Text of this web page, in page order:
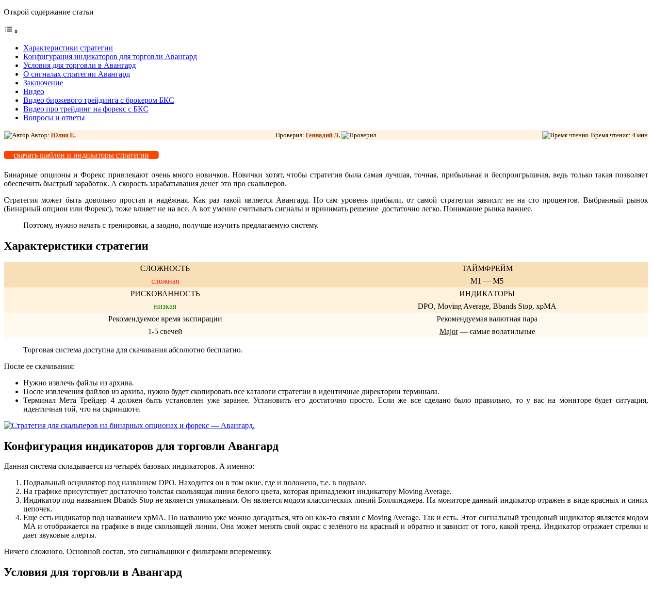
Открой содержание статьи
Характеристики стратегии
Конфигурация индикаторов для торговли Авангард
Условия для торговли в Авангард
О сигналах стратегии Авангард
Заключение
Видео
Видео биржевого трейдинга с брокером БКС
Видео про трейдинг на форекс с БКС
Вопросы и ответы
Автор: Юлия Е. Проверил: Геннадий Л. Время чтения: 4 мин
скачать шаблон и индикаторы стратегии
Бинарные опционы и Форекс привлекают очень много новичков. Новички хотят, чтобы стратегия была самая лучшая, точная, прибыльная и беспроигрышная, ведь только такая позволяет
обеспечить быстрый заработок. А скорость зарабатывания денег это про скальперов.
Стратегия может быть довольно простая и надёжная. Как раз такой является Авангард. Но сам уровень прибыли, от самой стратегии зависит не на сто процентов. Выбранный рынок
(Бинарный опцион или Форекс), тоже влияет не на все. А вот умение считывать сигналы и принимать решение достаточно легко. Понимание рынка важнее.
Поэтому, нужно начать с тренировки, а заодно, получше изучить предлагаемую систему.
Характеристики стратегии
СЛОЖНОСТЬ
ТАЙМФРЕЙМ
сложная
M1 — M5
РИСКОВАННОСТЬ
ИНДИКАТОРЫ
низкая
DPO, Moving Average, Bbands Stop, xpMA
Рекомендуемое время экспирации
Рекомендуемая валютная пара
1-5 свечей
Major— самые волатильные
Торговая система доступна для скачивания абсолютно бесплатно.
После ее скачивания:
Нужно извлечь файлы из архива.
После извлечения файлов из архива, нужно будет скопировать все каталоги стратегии в идентичные директории терминала.
Терминал Мета Трейдер 4 должен быть установлен уже заранее. Установить его достаточно просто. Если же все сделано было правильно, то у вас на мониторе будет ситуация,
идентичная той, что на скриншоте.
Конфигурация индикаторов для торговли Авангард
Данная система складывается из четырёх базовых индикаторов. А именно:
Подвальный осциллятор под названием DPO. Находится он в том окне, где и положено, т.е. в подвале.
На графике присутствует достаточно толстая скользящая линия белого цвета, которая принадлежит индикатору Moving Average.
Индикатор под названием Bbands Stop не является уникальным. Он является модом классических линий Боллинджера. На мониторе данный индикатор отражен в виде красных и синих
цепочек.
Еще есть индикатор под названием xpMA. По названию уже можно догадаться, что он как-то связан с Moving Average. Так и есть. Этот сигнальный трендовый индикатор является модом
MA и отображается на графике в виде скользящей линии. Она может менять свой окрас с зелёного на красный и обратно и зависит от того, какой тренд. Индикатор отражает стрелки и
дает звуковые алерты.
Ничего сложного. Основной состав, это сигнальщики с фильтрами вперемешку.
Условия для торговли в Авангард